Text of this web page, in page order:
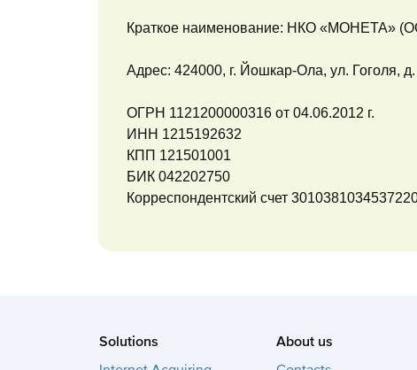
Краткое наименование: НКО «МОНЕТА»
Адрес: 424000, г. Йошкар-Ола, ул. Гоголя,
ОГРН 1121200000316 от 04.06.2012 г.
ИНН 1215192632
КПП 121501001
БИК 042202750
Корреспондентский счет
Solutions
About us